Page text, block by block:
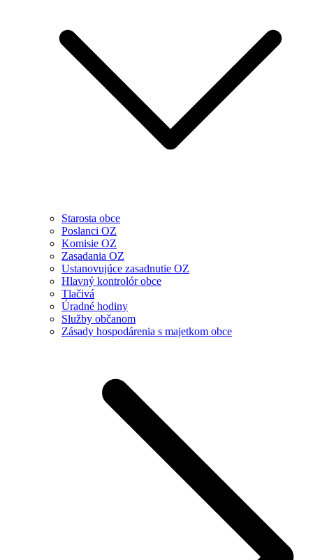
Starosta obce
Poslanci OZ
Komisie OZ
Zasadania OZ
Ustanovujúce zasadnutie OZ
Hlavný kontrolór obce
Tlačivá
Úradné hodiny
Služby občanom
Zásady hospodárenia s majetkom obce